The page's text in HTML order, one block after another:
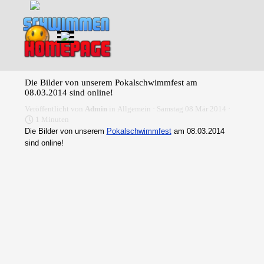
Direkt zum Seiteninhalt
Menü überspringen
Die Bilder von unserem Pokalschwimmfest am
08.03.2014 sind online!
Veröffentlicht von Admin in Allgemein · Samstag 08 Mär 2014 ·
1 Minuten
Die Bilder von unserem Pokalschwimmfestam 08.03.2014
sind online!